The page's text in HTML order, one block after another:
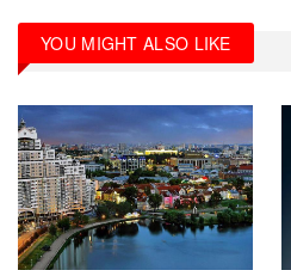
YOU MIGHT ALSO LIKE